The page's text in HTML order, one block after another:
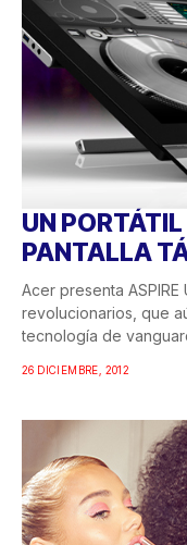
UN
PANTALLA
Acer presenta ASPIRE
revolucionarios, que
tecnología de
26 DICIEMBRE, 2012